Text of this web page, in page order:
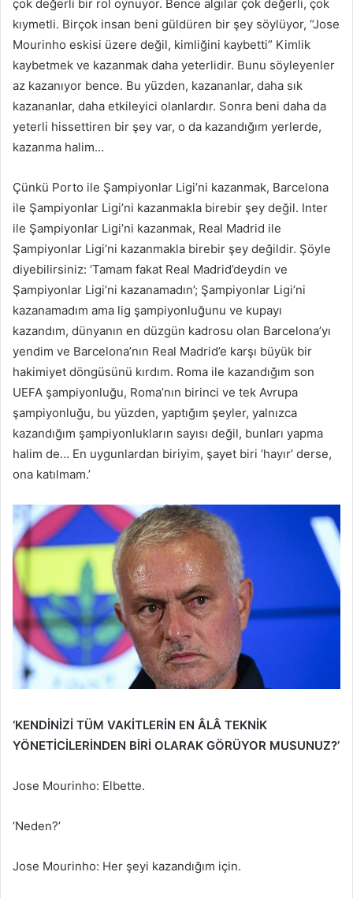
çok değerli bir rol oynuyor. Bence algılar çok değerli, çok
kıymetli. Birçok insan beni güldüren bir şey söylüyor, “Jose
Mourinho eskisi üzere değil, kimliğini kaybetti” Kimlik
kaybetmek ve kazanmak daha yeterlidir. Bunu söyleyenler
az kazanıyor bence. Bu yüzden, kazananlar, daha sık
kazananlar, daha etkileyici olanlardır. Sonra beni daha da
yeterli hissettiren bir şey var, o da kazandığım yerlerde,
kazanma halim…
Çünkü Porto ile Şampiyonlar Ligi’ni kazanmak, Barcelona
ile Şampiyonlar Ligi’ni kazanmakla birebir şey değil. Inter
ile Şampiyonlar Ligi’ni kazanmak, Real Madrid ile
Şampiyonlar Ligi’ni kazanmakla birebir şey değildir. Şöyle
diyebilirsiniz: ‘Tamam fakat Real Madrid’deydin ve
Şampiyonlar Ligi’ni kazanamadın’; Şampiyonlar Ligi’ni
kazanamadım ama lig şampiyonluğunu ve kupayı
kazandım, dünyanın en düzgün kadrosu olan Barcelona’yı
yendim ve Barcelona’nın Real Madrid’e karşı büyük bir
hakimiyet döngüsünü kırdım. Roma ile kazandığım son
UEFA şampiyonluğu, Roma’nın birinci ve tek Avrupa
şampiyonluğu, bu yüzden, yaptığım şeyler, yalnızca
kazandığım şampiyonlukların sayısı değil, bunları yapma
halim de… En uygunlardan biriyim, şayet biri ‘hayır’ derse,
ona katılmam.’
‘KENDİNİZİ TÜM VAKİTLERİN EN ÂLÂ TEKNİK
YÖNETİCİLERİNDEN BİRİ OLARAK GÖRÜYOR MUSUNUZ?’
Jose Mourinho: Elbette.
‘Neden?’
Jose Mourinho: Her şeyi kazandığım için.